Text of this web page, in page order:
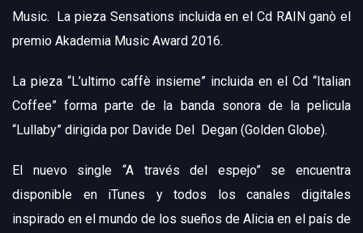
Music. La pieza Sensations incluida en el Cd RAIN ganò el
premio Akademia Music Award 2016.
La pieza “L’ultimo caffè insieme” incluida en el Cd “Italian
Coffee” forma parte de la banda sonora de la pelicula
“Lullaby” dirigida por Davide Del Degan (Golden Globe).
El nuevo single “A través del espejo” se encuentra
disponible en iTunes y todos los canales digitales
inspirado en el mundo de los sueños de Alicia en el país de